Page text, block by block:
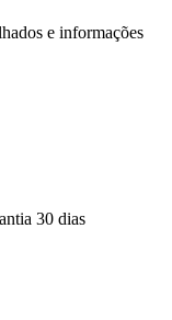
e informações
30 dias